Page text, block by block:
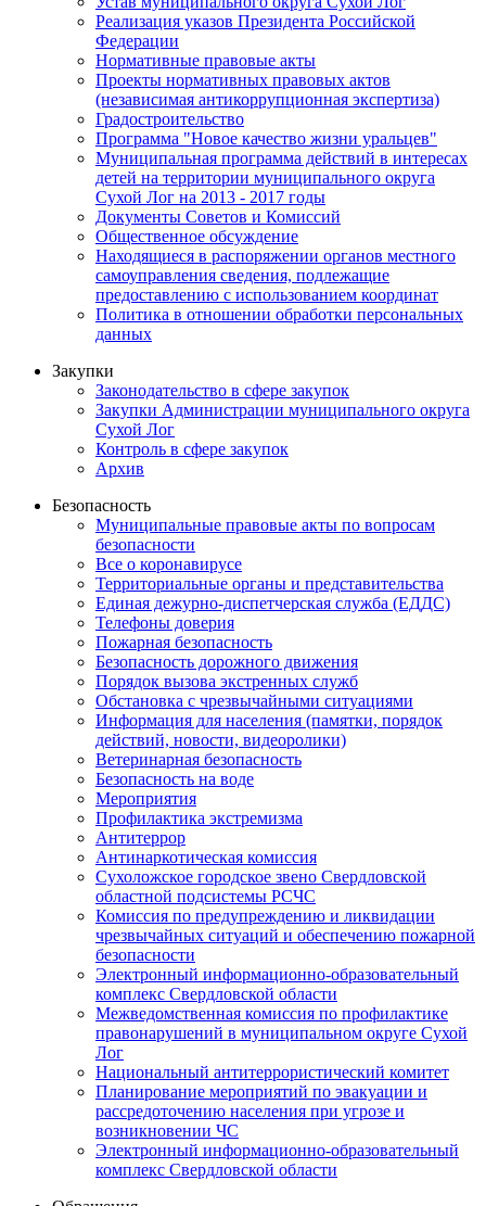
Реализация указов Президента Российской
Федерации
Нормативные правовые акты
Проекты нормативных правовых актов
(независимая антикоррупционная экспертиза)
Градостроительство
Программа "Новое качество жизни уральцев"
Муниципальная программа действий в интересах
детей на территории муниципального округа
Сухой Лог на 2013 - 2017 годы
Документы Советов и Комиссий
Общественное обсуждение
Находящиеся в распоряжении органов местного
самоуправления сведения, подлежащие
предоставлению с использованием координат
Политика в отношении обработки персональных
данных
Закупки
Законодательство в сфере закупок
Закупки Администрации муниципального округа
Сухой Лог
Контроль в сфере закупок
Архив
Безопасность
Муниципальные правовые акты по вопросам
безопасности
Все о коронавирусе
Территориальные органы и представительства
Единая дежурно-диспетчерская служба (ЕДДС)
Телефоны доверия
Пожарная безопасность
Безопасность дорожного движения
Порядок вызова экстренных служб
Обстановка с чрезвычайными ситуациями
Информация для населения (памятки, порядок
действий, новости, видеоролики)
Ветеринарная безопасность
Безопасность на воде
Мероприятия
Профилактика экстремизма
Антитеррор
Антинаркотическая комиссия
Сухоложское городское звено Свердловской
областной подсистемы РСЧС
Комиссия по предупреждению и ликвидации
чрезвычайных ситуаций и обеспечению пожарной
безопасности
Электронный информационно-образовательный
комплекс Cвердловской области
Межведомственная комиссия по профилактике
правонарушений в муниципальном округе Сухой
Лог
Национальный антитеррористический комитет
Планирование мероприятий по эвакуации и
рассредоточению населения при угрозе и
возникновении ЧС
Электронный информационно-образовательный
комплекс Свердловской области